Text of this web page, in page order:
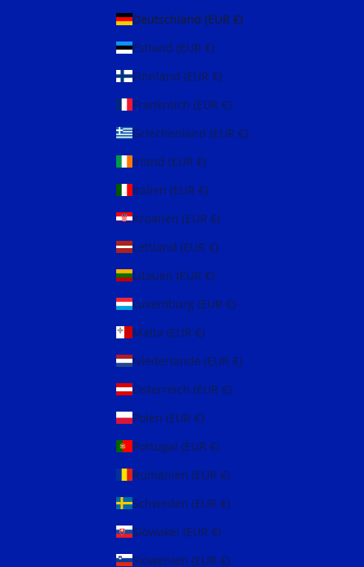
Deutschland (EUR €)
Estland (EUR €)
Finnland (EUR €)
Frankreich (EUR €)
Griechenland (EUR €)
Irland (EUR €)
Italien (EUR €)
Kroatien (EUR €)
Lettland (EUR €)
Litauen (EUR €)
Luxemburg (EUR €)
Malta (EUR €)
Niederlande (EUR €)
Österreich (EUR €)
Polen (EUR €)
Portugal (EUR €)
Rumänien (EUR €)
Schweden (EUR €)
Slowakei (EUR €)
Slowenien (EUR €)